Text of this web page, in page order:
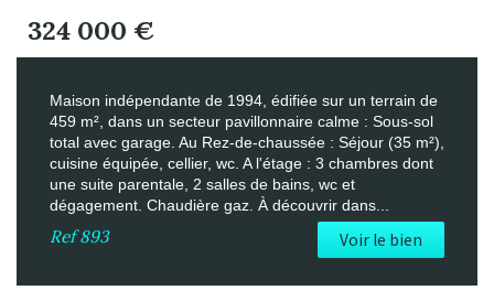
324 000 €
Maison indépendante de 1994, édifiée sur un terrain de
459 m², dans un secteur pavillonnaire calme : Sous-sol
total avec garage. Au Rez-de-chaussée : Séjour (35 m²),
cuisine équipée, cellier, wc. A l'étage : 3 chambres dont
une suite parentale, 2 salles de bains, wc et
dégagement. Chaudière gaz. À découvrir dans...
Ref893 Voir le bien